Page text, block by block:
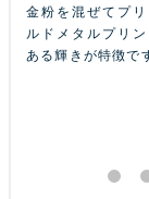
発色の強い、ビ
カラーのプリン
蛍光インクでプリ